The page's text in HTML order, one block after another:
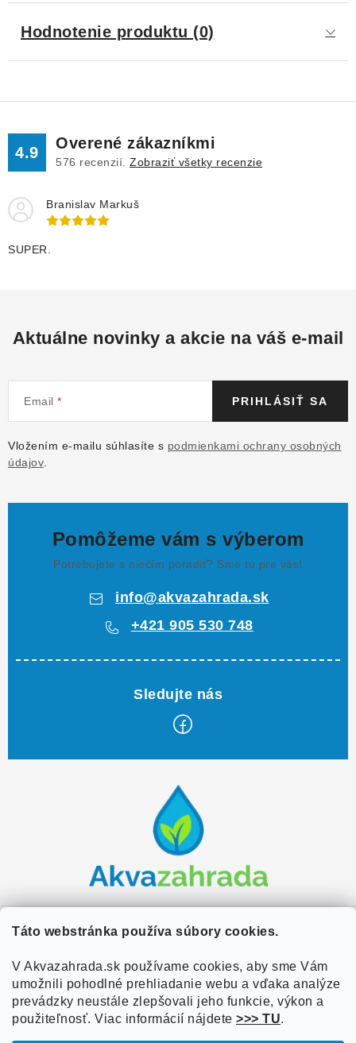
Táto webstránka používa súbory cookies.
V Akvazahrada.sk používame cookies, aby sme Vám
umožnili pohodlné prehliadanie webu a vďaka analýze
prevádzky neustále zlepšovali jeho funkcie, výkon a
použiteľnosť. Viac informácií nájdete >>> TU.
Hodnotenie produktu (0)
4.9
Overené zákazníkmi
576 recenzií. Zobraziť všetky recenzie
Branislav Markuš
SUPER.
Aktuálne novinky a akcie na váš e-mail
Email
Vložením e-mailu súhlasíte s podmienkami ochrany osobných
údajov
PRIHLÁSIŤ SA
Pomôžeme vám s výberom
Potrebujete s niečím poradiť? Sme tu pre vás!
info@akvazahrada.sk
+421 905 530 748
e
Zákaznícky servis
Doprava a platba
Obchodné podmienky
Užitočné informácie
O nás
Referencie
Overené zákazníkmi